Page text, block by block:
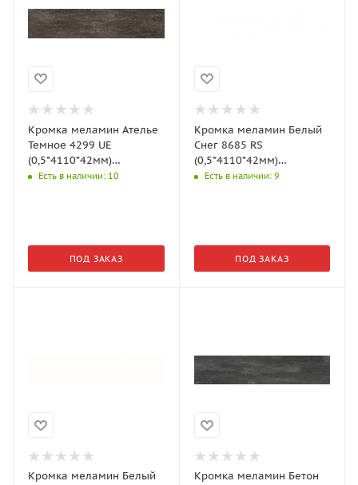
Кромка меламин Ателье
Темное 4299 UE
(0,5*4110*42мм)
Kronospan
Есть в наличии: 10
ПОД ЗАКАЗ
Кромка меламин Белый
Снег 8685 RS
(0,5*4110*42мм)
Kronospan
Есть в наличии: 9
ПОД ЗАКАЗ
Кромка меламин Белый
Кромка меламин Бетон